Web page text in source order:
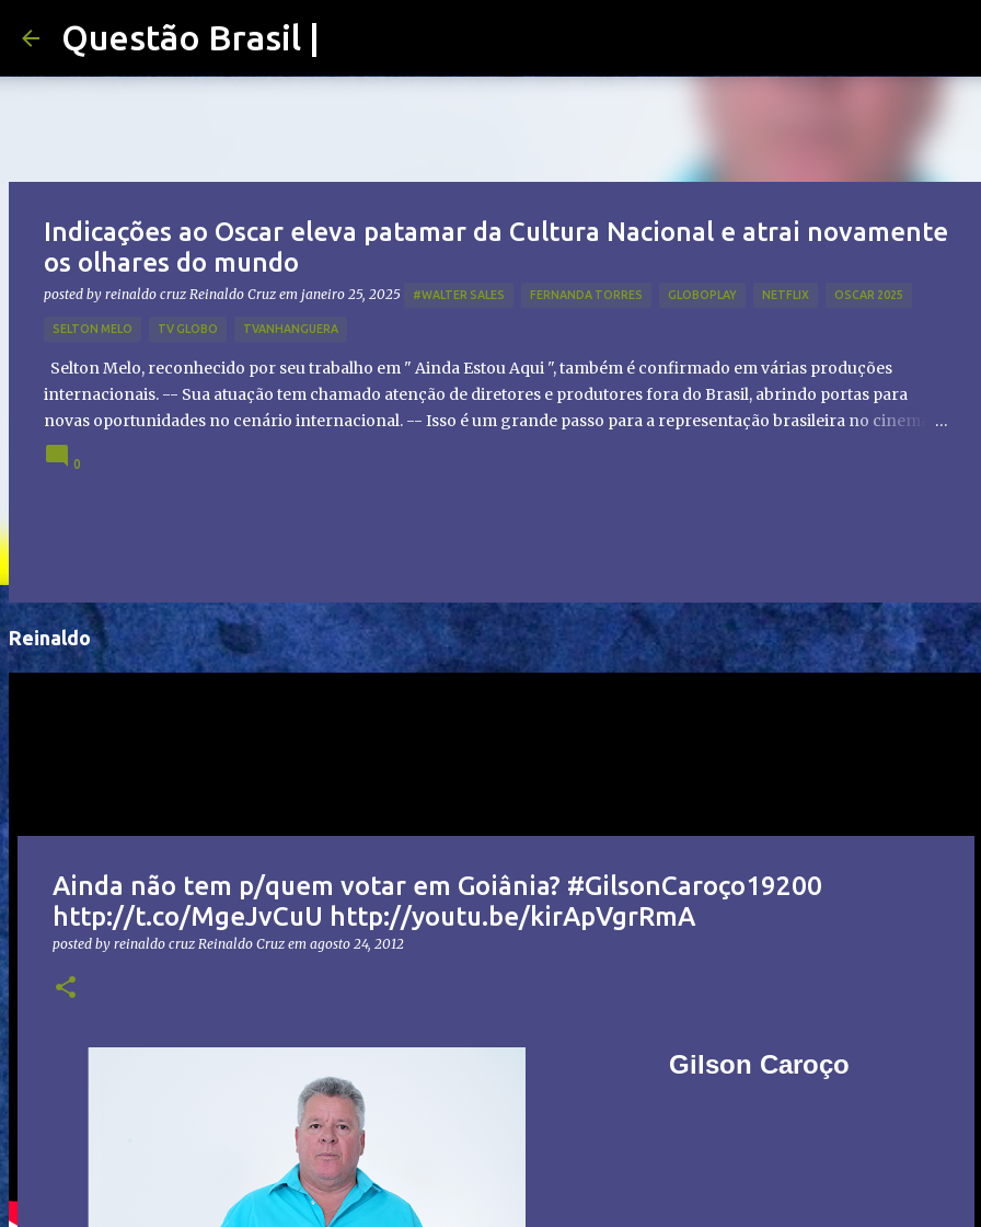
Questão Brasil |
Indicações ao Oscar eleva patamar da Cultura Nacional e atrai novamente
os olhares do mundo
posted by reinaldo cruz Reinaldo Cruz em janeiro 25, 2025 #WALTER SALES FERNANDA TORRES GLOBOPLAY NETFLIX OSCAR 2025
SELTON MELO TV GLOBO TVANHANGUERA
Selton Melo, reconhecido por seu trabalho em " Ainda Estou Aqui ", também é confirmado em várias produções
internacionais. -- Sua atuação tem chamado atenção de diretores e produtores fora do Brasil, abrindo portas para
novas oportunidades no cenário internacional. -- Isso é um grande passo para a representação brasileira no cinema
global!
0
Reinaldo
Ainda não tem p/quem votar em Goiânia? #GilsonCaroço19200
http://t.co/MgeJvCuU http://youtu.be/kirApVgrRmA
posted by reinaldo cruz Reinaldo Cruz em agosto 24, 2012
Gilson Caroço